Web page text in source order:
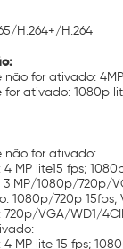
H.264+/H.264
for ativado:
ativado: 1080p
não for ativado:
4 MP lite15 fps;
3 MP/1080p/720p/
1080p/720p
VGA/WD1/
4 MP lite 15 fps;